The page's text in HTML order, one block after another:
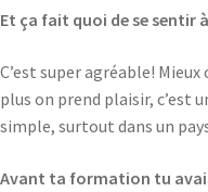
Et ça fait quoi de se sentir
C’est super agréable!
plus on prend plaisir, c’est
simple, surtout dans un
Avant ta formation tu